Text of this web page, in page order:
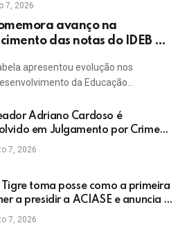
7, 2026
avanço na
das notas do IDEB da
apresentou evolução nos
da Educação…
Adriano Cardoso é
em Julgamento por Crime
no TRE
7, 2026
Tigre toma posse como a primeira
a presidir a ACIASE e anuncia a
do Prêmio Destaque
7, 2026